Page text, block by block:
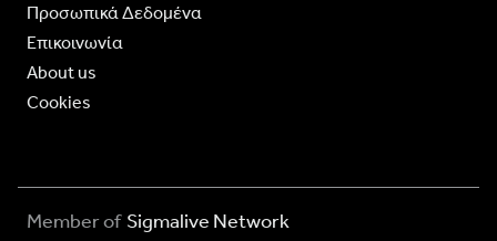
Προσωπικά Δεδομένα
Επικοινωνία
About us
Cookies
Member of Sigmalive Network